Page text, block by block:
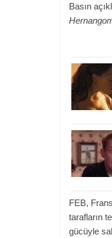
Basın
FEB,
tarafların
gücüyle